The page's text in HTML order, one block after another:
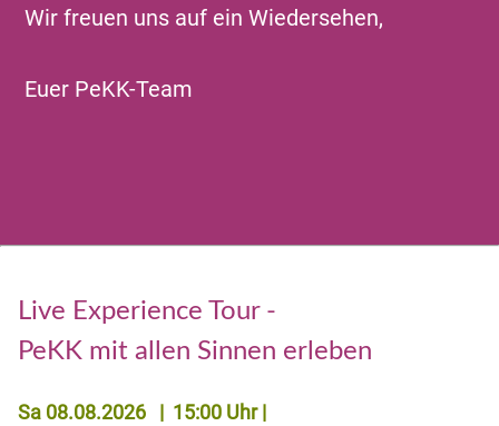
Wir freuen uns auf ein Wiedersehen,
Euer PeKK-Team
Live Experience Tour -
PeKK mit allen Sinnen erleben
Sa 08.08.2026 | 15:00 Uhr |